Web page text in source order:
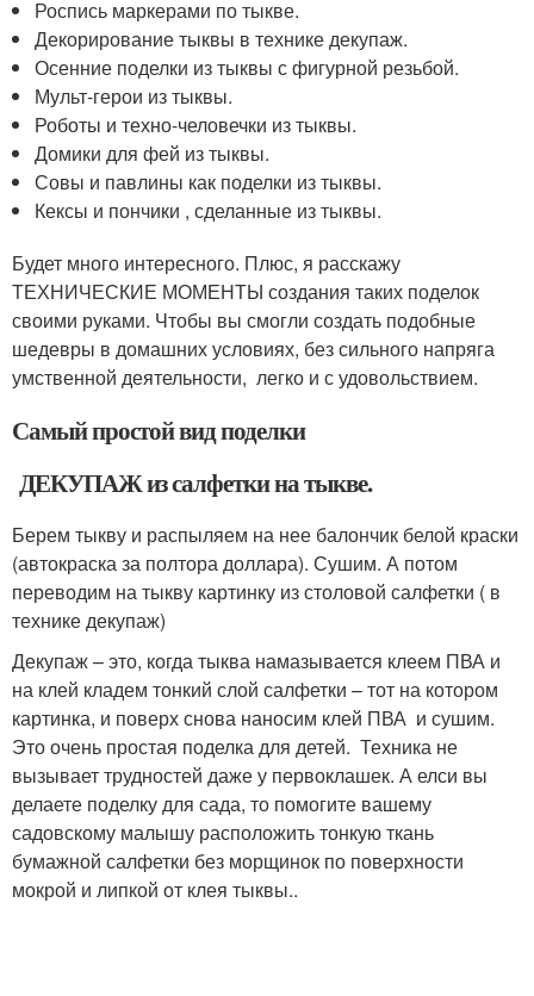
Роспись маркерами по тыкве.
Декорирование тыквы в технике декупаж.
Осенние поделки из тыквы с фигурной резьбой.
Мульт-герои из тыквы.
Роботы и техно-человечки из тыквы.
Домики для фей из тыквы.
Совы и павлины как поделки из тыквы.
Кексы и пончики , сделанные из тыквы.
Будет много интересного. Плюс, я расскажу
ТЕХНИЧЕСКИЕ МОМЕНТЫ создания таких поделок
своими руками. Чтобы вы смогли создать подобные
шедевры в домашних условиях, без сильного напряга
умственной деятельности, легко и с удовольствием.
Самый простой вид поделки
ДЕКУПАЖ из салфетки на тыкве.
Берем тыкву и распыляем на нее балончик белой краски
(автокраска за полтора доллара). Сушим. А потом
переводим на тыкву картинку из столовой салфетки ( в
технике декупаж)
Декупаж – это, когда тыква намазывается клеем ПВА и
на клей кладем тонкий слой салфетки – тот на котором
картинка, и поверх снова наносим клей ПВА и сушим.
Это очень простая поделка для детей. Техника не
вызывает трудностей даже у первоклашек. А елси вы
делаете поделку для сада, то помогите вашему
садовскому малышу расположить тонкую ткань
бумажной салфетки без морщинок по поверхности
мокрой и липкой от клея тыквы..